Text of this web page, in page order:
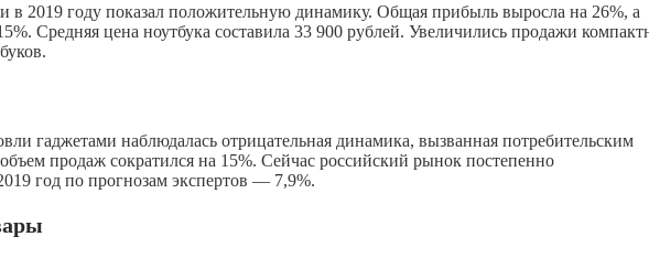
в 2019 году показал положительную динамику. Общая прибыль выросла на 26%, а
Средняя цена ноутбука составила 33 900 рублей. Увеличились продажи
гаджетами наблюдалась отрицательная динамика, вызванная потребительским
продаж сократился на 15%. Сейчас российский рынок постепенно
год по прогнозам экспертов — 7,9%.